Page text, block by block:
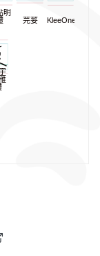
明
芫荽 KleeOne